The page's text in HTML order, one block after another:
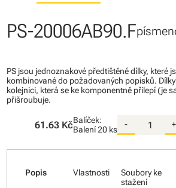
PS-20006AB90.F
PS jsou jednoznakové předtištěné dílky, které
kombinované do požadovaných popisků.
kolejnici, která se ke komponentně přilepí (je
přišroubuje.
61.63 KčBalíček:
Balení20 ks
- +
Popis Vlastnosti
Soubory ke
stažení